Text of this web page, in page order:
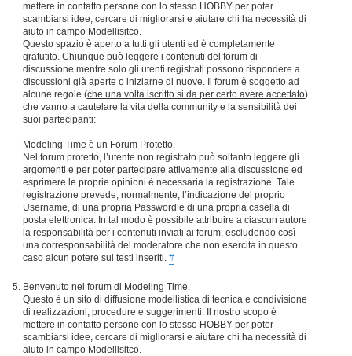
mettere in contatto persone con lo stesso HOBBY per poter
scambiarsi idee, cercare di migliorarsi e aiutare chi ha necessità di
aiuto in campo Modellisitco.
Questo spazio è aperto a tutti gli utenti ed è completamente
gratutito. Chiunque può leggere i contenuti del forum di
discussione mentre solo gli utenti registrati possono rispondere a
discussioni già aperte o iniziarne di nuove. Il forum è soggetto ad
alcune regole (che una volta iscritto si da per certo avere accettato)
che vanno a cautelare la vita della community e la sensibilità dei
suoi partecipanti:
Modeling Time è un Forum Protetto.
Nel forum protetto, l’utente non registrato può soltanto leggere gli
argomenti e per poter partecipare attivamente alla discussione ed
esprimere le proprie opinioni è necessaria la registrazione. Tale
registrazione prevede, normalmente, l’indicazione del proprio
Username, di una propria Password e di una propria casella di
posta elettronica. In tal modo è possibile attribuire a ciascun autore
la responsabilità per i contenuti inviati ai forum, escludendo così
una corresponsabilità del moderatore che non esercita in questo
caso alcun potere sui testi inseriti. #
Benvenuto nel forum di Modeling Time.
Questo è un sito di diffusione modellistica di tecnica e condivisione
di realizzazioni, procedure e suggerimenti. Il nostro scopo è
mettere in contatto persone con lo stesso HOBBY per poter
scambiarsi idee, cercare di migliorarsi e aiutare chi ha necessità di
aiuto in campo Modellisitco.